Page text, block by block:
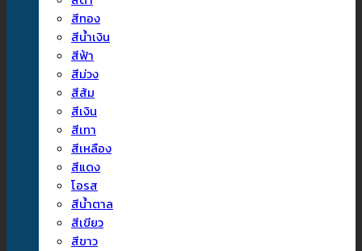
สีทอง
สีน้ำเงิน
สีฟ้า
สีม่วง
สีส้ม
สีเงิน
สีเทา
สีเหลือง
สีแดง
โอรส
สีน้ำตาล
สีเขียว
สีขาว